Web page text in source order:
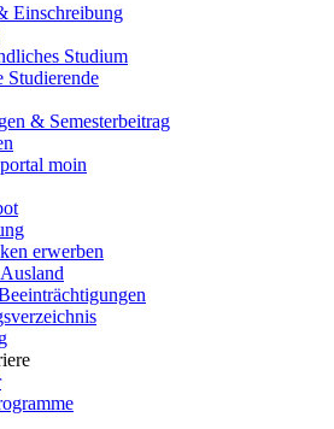
Einschreibung
Studium
Studierende
& Semesterbeitrag
moin
erwerben